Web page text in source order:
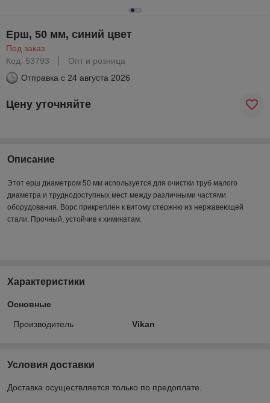
Ерш, 50 мм, синий цвет
Под заказ
Код: 53793
Опт и розница
Отправка с 24 августа 2026
Цену уточняйте
Описание
Этот ерш диаметром 50 мм используется для очистки труб малого
диаметра и труднодоступных мест между различными частями
оборудования. Ворс прикреплен к витому стержню из нержавеющей
стали. Прочный, устойчив к химикатам.
Характеристики
Основные
Производитель Vikan
Условия доставки
Доставка осуществляется только по предоплате.